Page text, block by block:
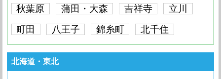
秋葉原
蒲田・大森 吉祥寺
立川
町田
八王子 錦糸町 北千住
北海道・東北